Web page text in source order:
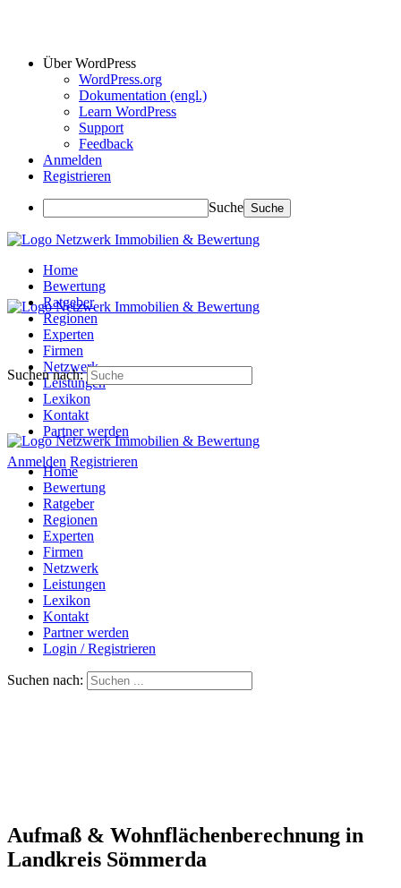
Über WordPress
WordPress.org
Dokumentation (engl.)
Learn WordPress
Support
Feedback
Anmelden
Registrieren
Suche
Home
Bewertung
Ratgeber
Regionen
Experten
Firmen
Netzwerk
Leistungen
Lexikon
Kontakt
Partner werden
Anmelden Registrieren
Suchen nach:
Home
Bewertung
Ratgeber
Regionen
Experten
Firmen
Netzwerk
Leistungen
Lexikon
Kontakt
Partner werden
Login / Registrieren
Suchen nach:
Aufmaß & Wohnflächenberechnung in
Landkreis Sömmerda